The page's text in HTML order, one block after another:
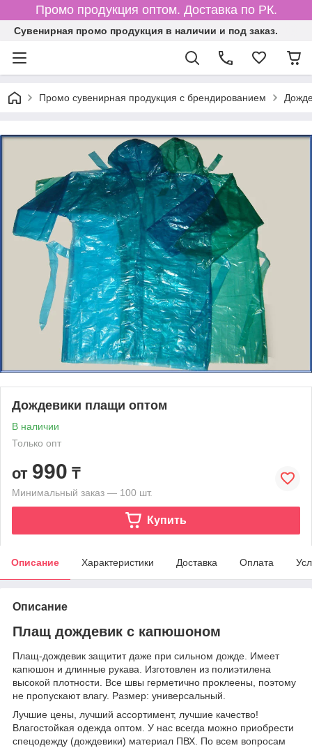
Промо продукция оптом. Доставка по РК.
Cувенирная промо продукция в наличии и под заказ.
Промо сувенирная продукция с брендированием
Дождевики плащи оптом
В наличии
Только опт
от 990 ₸
Минимальный заказ — 100 шт.
Купить
Описание Характеристики Доставка Оплата
Описание
Плащ дождевик с капюшоном
Плащ-дождевик защитит даже при сильном дожде. Имеет
капюшон и длинные рукава. Изготовлен из полиэтилена
высокой плотности. Все швы герметично проклеены, поэтому
не пропускают влагу. Размер: универсальный.
Лучшие цены, лучший ассортимент, лучшие качество!
Влагостойкая одежда оптом. У нас всегда можно приобрести
спецодежду (дождевики) материал ПВХ. По всем вопросам